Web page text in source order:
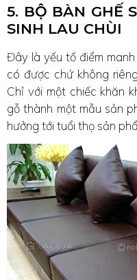
5. BỘ BÀN GHẾ
SINH LAU CHÙI
Đây là yếu tố điểm
có được chứ không
Chỉ với một chiếc khăn
gỗ thành một mẫu sản
hưởng tới tuổi thọ sản